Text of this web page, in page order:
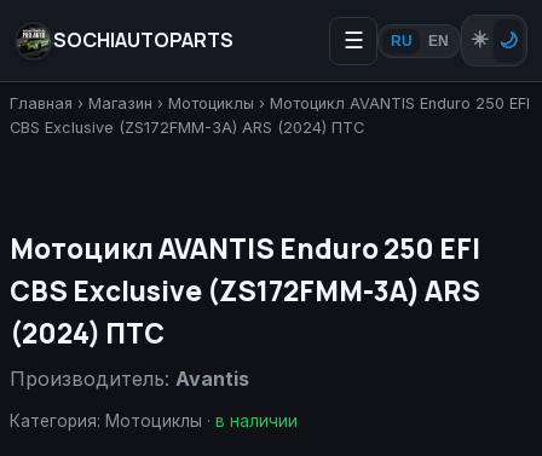
SOCHIAUTOPARTS ☰ RU EN ☀️ 🌙
Главная › Магазин › Мотоциклы › Мотоцикл AVANTIS Enduro 250 EFI
CBS Exclusive (ZS172FMM-3A) ARS (2024) ПТС
Мотоцикл AVANTIS Enduro 250 EFI
CBS Exclusive (ZS172FMM-3A) ARS
(2024) ПТС
Производитель: Avantis
Категория: Мотоциклы · в наличии